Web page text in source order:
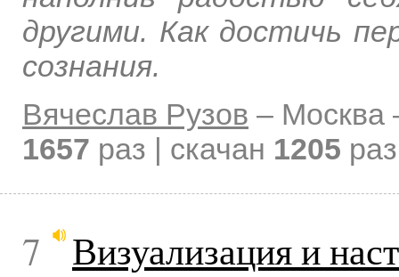
другими. Как достичь
сознания.
Вячеслав Рузов – Москва
1657 раз | скачан 1205
7 Визуализация и